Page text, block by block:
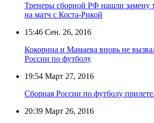
Тренеры сборной РФ нашли замену
на матч с Коста-Рикой
15:46 Сен. 26, 2016
Кокорина и Мамаева вновь не
России по футболу
19:54 Март 27, 2016
Сборная России по футболу
20:39 Март 26, 2016